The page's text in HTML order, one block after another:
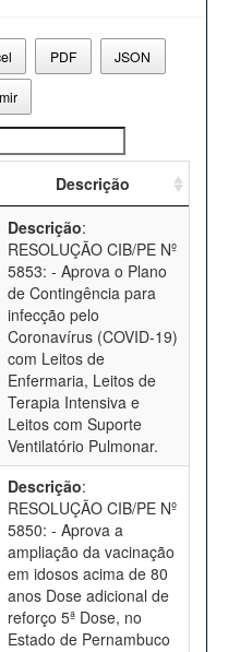
PDF JSON
Descrição
Descrição:
RESOLUÇÃO CIB/PE Nº
5853: - Aprova o Plano
de Contingência para
infecção pelo
Coronavírus (COVID-19)
com Leitos de
Enfermaria, Leitos de
Terapia Intensiva e
Leitos com Suporte
Ventilatório Pulmonar.
Descrição:
RESOLUÇÃO CIB/PE Nº
5850: - Aprova a
ampliação da vacinação
em idosos acima de 80
anos Dose adicional de
reforço 5ª Dose, no
Estado de Pernambuco